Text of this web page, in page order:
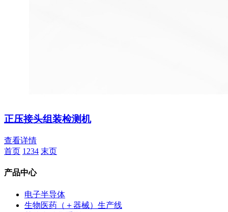
正压接头组装检测机
查看详情
首页 1 234 末页
产品中心
电子半导体
生物医药（＋器械）生产线